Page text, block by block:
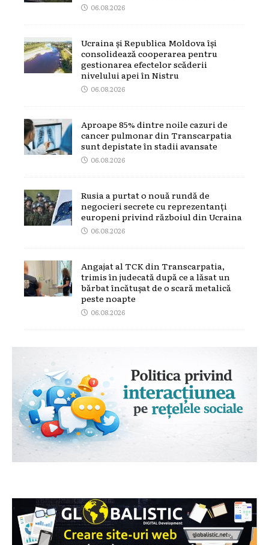
06.08.2026
Ucraina și Republica Moldova își
consolidează cooperarea pentru
gestionarea efectelor scăderii
nivelului apei în Nistru
06.08.2026
Aproape 85% dintre noile cazuri de
cancer pulmonar din Transcarpatia
sunt depistate în stadii avansate
06.08.2026
Rusia a purtat o nouă rundă de
negocieri secrete cu reprezentanți
europeni privind războiul din Ucraina
06.08.2026
Angajat al TCK din Transcarpatia,
trimis în judecată după ce a lăsat un
bărbat încătușat de o scară metalică
peste noapte
06.08.2026